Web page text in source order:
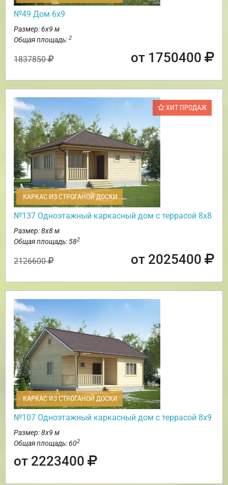
№49 Дом 6х9
Размер: 6х9 м
Общая площадь: 2
1837850 от 1750400
ХИТ ПРОДАЖ
КАРКАС ИЗ СТРОГАНОЙ ДОСКИ
№137 Одноэтажный каркасный дом с террасой 8х8
Размер: 8х8 м
Общая площадь: 582
2126600 от 2025400
КАРКАС ИЗ СТРОГАНОЙ ДОСКИ
№107 Одноэтажный каркасный дом с террасой 8х9
Размер: 8х9 м
Общая площадь: 602
от 2223400